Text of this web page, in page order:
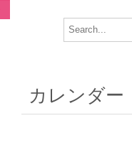
カレンダー